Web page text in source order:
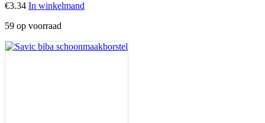
€3.34 In winkelmand
59 op voorraad